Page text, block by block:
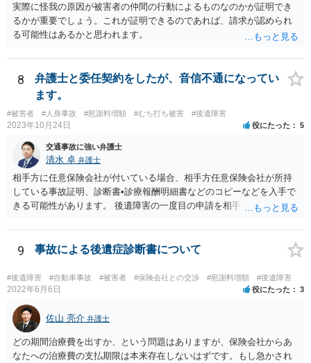
実際に怪我の原因が被害者の仲間の行動によるものなのかが証明でき
るかが重要でしょう。これが証明できるのであれば、請求が認められ
る可能性はあるかと思われます。
8
弁護士と委任契約をしたが、音信不通になってい
ます。
#被害者 #人身事故 #慰謝料増額 #むち打ち被害 #後遺障害
2023年10月24日 役にたった 5
交通事故に強い弁護士
清水 卓 弁護士
相手方に任意保険会社が付いている場合、相手方任意保険会社が所持
している事故証明、診断書•診療報酬明細書などのコピーなどを入手で
きる可能性があります。 後遺障害の一度目の申請を相手方任意保険会
果と認定理由書も相手方任意保険会社から入手できる可能性がありま
す。 これらが難しくても、通院していた病院のカルテを取り付けるこ
と等で代替が可能な場合もあります。 事故からどの程度期間が経過し
ているがが定かではありませんが、昨年４月から既に１年半年程度経
過しており、時効なども意識しながら対応をしておきたいところで
す。 待っていても事態が打開しない可能性もあるため、依頼の対応が
可能な弁護士に個別に問い合わせ、上記の方法等を参考に進め方を相
談してみるのが望ましいかもしれません。
9 事故による後遺症診断書について
#後遺障害 #自動車事故 #被害者 #保険会社との交渉 #慰謝料増額 #後遺障害
2022年6月6日 役にたった 3
佐山 亮介 弁護士
どの期間治療費を出すか、という問題はありますが、保険会社からあ
なたへの治療費の支払期限は本来存在しないはずです。もし急かされ